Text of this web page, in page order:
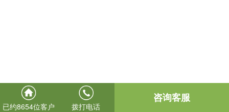
已约8654位客户 拨打电话
咨询客服